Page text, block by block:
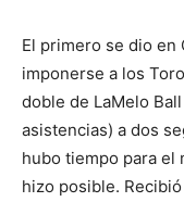
El primero se dio en
imponerse a los
doble de LaMelo
asistencias) a dos
hubo tiempo para el
hizo posible.